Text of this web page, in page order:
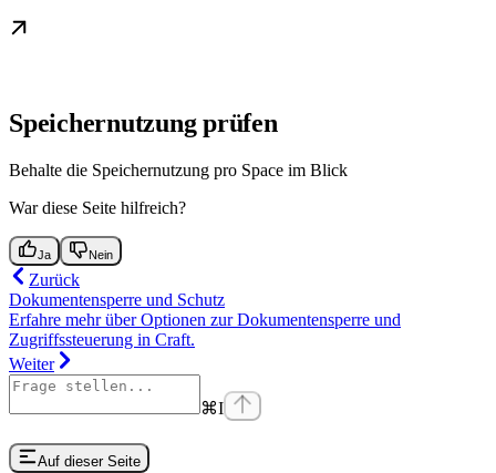
Speichernutzung prüfen
Behalte die Speichernutzung pro Space im Blick
War diese Seite hilfreich?
Ja Nein
Zurück
Dokumentensperre und Schutz
Erfahre mehr über Optionen zur Dokumentensperre und
Zugriffssteuerung in Craft.
Weiter
⌘I
Auf dieser Seite